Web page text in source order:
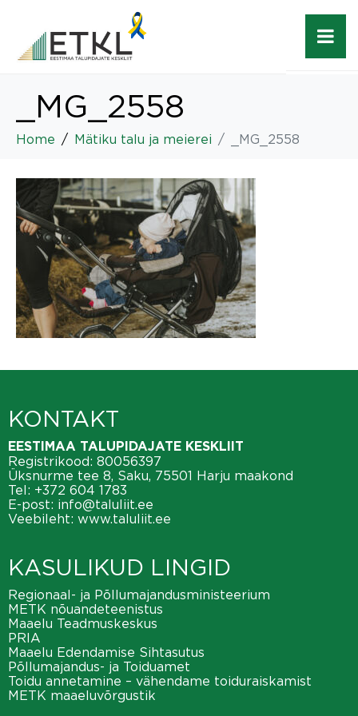
_MG_2558
Home Mätiku talu ja meierei _MG_2558
KONTAKT
EESTIMAA TALUPIDAJATE KESKLIIT
Registrikood: 80056397
Üksnurme tee 8, Saku, 75501 Harju maakond
Tel: +372 604 1783
E-post: info@taluliit.ee
Veebileht: www.taluliit.ee
KASULIKUD LINGID
Regionaal- ja Põllumajandusministeerium
METK nõuandeteenistus
Maaelu Teadmuskeskus
PRIA
Maaelu Edendamise Sihtasutus
Põllumajandus- ja Toiduamet
Toidu annetamine – vähendame toiduraiskamist
METK maaeluvõrgustik